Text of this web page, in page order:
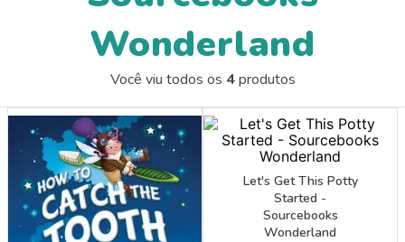
Wonderland
Você viu todos os 4produtos
Let's Get This Potty
Started -
Sourcebooks
Wonderland
10 º papel crepom 48cmx2m